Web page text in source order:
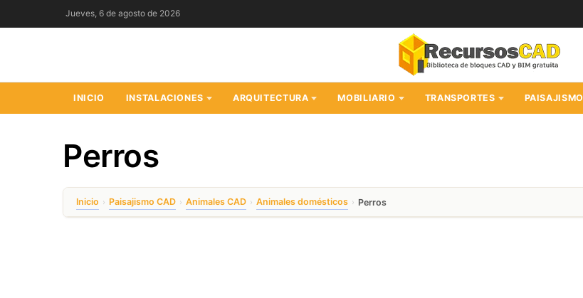
al
Jueves, 6 de agosto de 2026
INICIO INSTALACIONES ARQUITECTURA MOBILIARIO TRANSPORTES PAISAJISMO
Perros
Inicio › Paisajismo CAD › Animales CAD › Animales domésticos › Perros